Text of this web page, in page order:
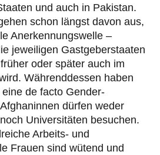
und auch in Pakistan.
schon längst davon aus,
Anerkennungswelle –
jeweiligen Gastgeberstaaten
oder später auch im
Währenddessen haben
de facto Gender-
dürfen weder
Universitäten besuchen.
Arbeits- und
Frauen sind wütend und